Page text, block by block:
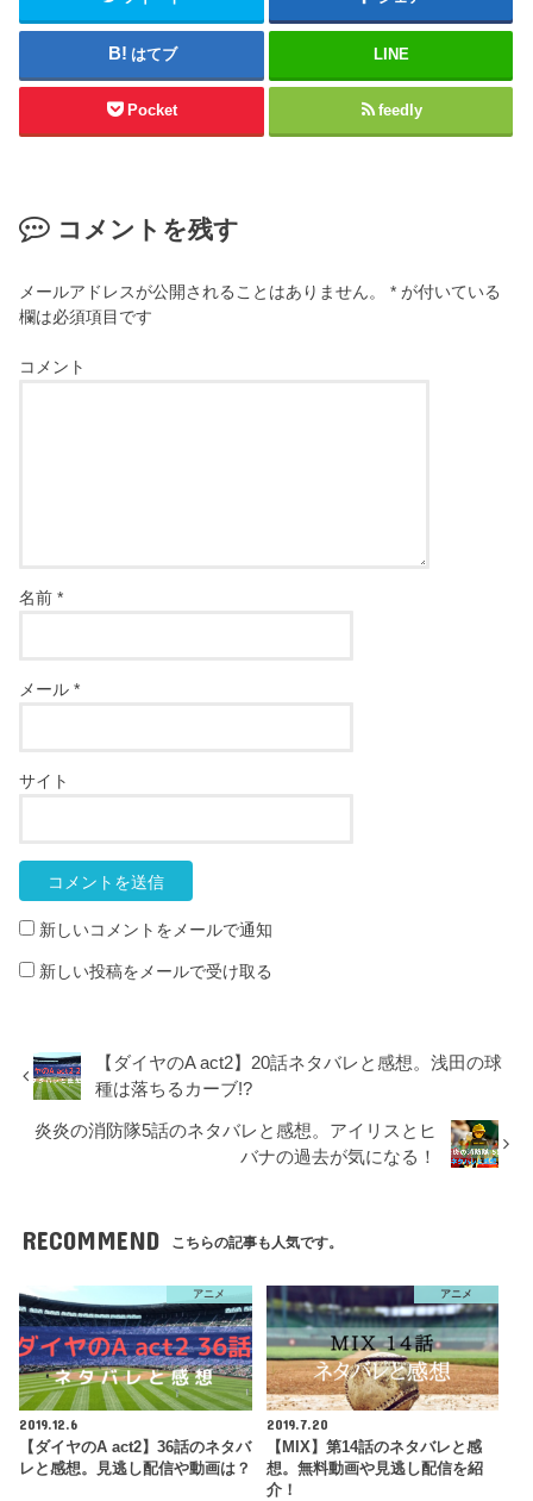
はてブ LINE
Pocket feedly
コメントを残す
メールアドレスが公開されることはありません。 * が付いている
欄は必須項目です
コメント
名前*
メール*
サイト
新しいコメントをメールで通知
新しい投稿をメールで受け取る
【ダイヤのA act2】20話ネタバレと感想。浅田の球
種は落ちるカーブ!?
炎炎の消防隊5話のネタバレと感想。アイリスとヒ
バナの過去が気になる！
RECOMMEND こちらの記事も人気です。
アニメ
2019.12.6
【ダイヤのA act2】36話のネタバ
レと感想。見逃し配信や動画は？
アニメ
2019.7.20
【MIX】第14話のネタバレと感
想。無料動画や見逃し配信を紹
介！